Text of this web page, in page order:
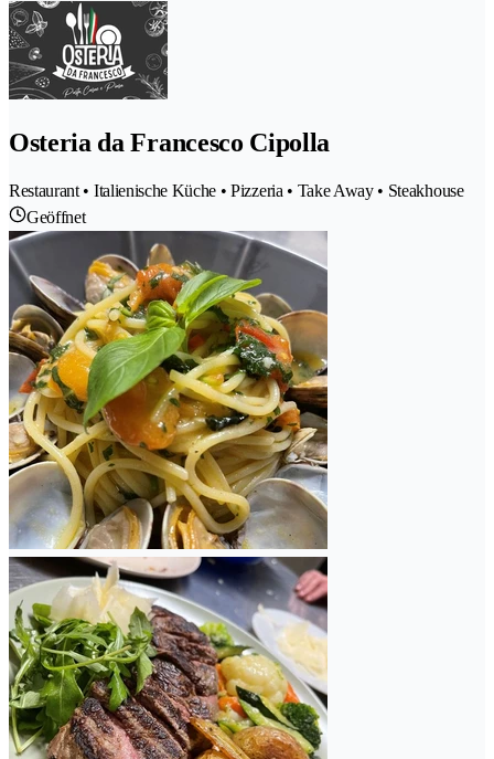
Osteria da Francesco Cipolla
Restaurant • Italienische Küche • Pizzeria • Take Away • Steakhouse
Geöffnet